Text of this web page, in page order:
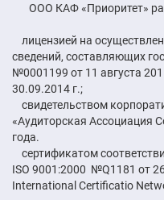
ООО КАФ «Приоритет»
лицензией на
сведений, составляющих
№0001199 от 11 августа
30.09.2014 г.;
свидетельством
«Аудиторская Ассоциация
года.
сертификатом
ISO 9001:2000 №Q1181 от
International Certificatio